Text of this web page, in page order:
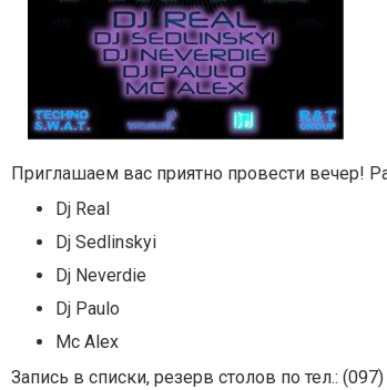
Приглашаем вас приятно провести вечер!
Dj Real
Dj Sedlinskyi
Dj Neverdie
Dj Paulo
Mc Alex
Запись в списки, резерв столов по тел.: